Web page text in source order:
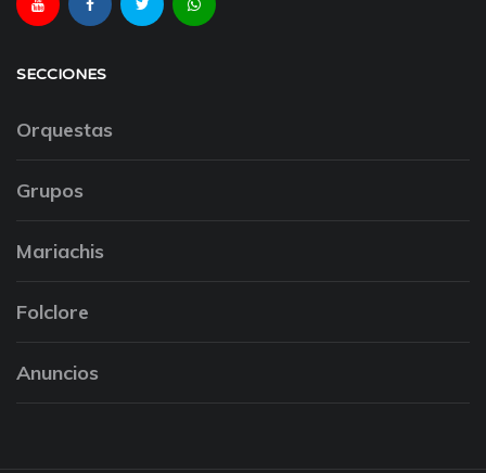
SECCIONES
Orquestas
Grupos
Mariachis
Folclore
Anuncios